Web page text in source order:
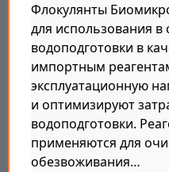
Флокулянты
для использования в
водоподготовки в
импортным
эксплуатационную
и оптимизируют
водоподготовки.
применяются для
обезвоживания…